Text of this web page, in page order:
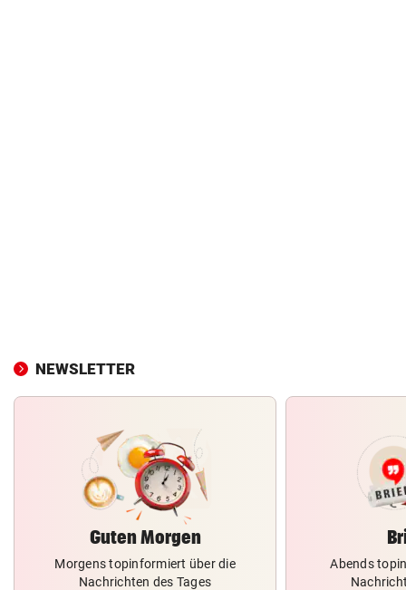
NEWSLETTER
Guten Morgen
Morgens topinformiert über die
Nachrichten des Tages
Abends